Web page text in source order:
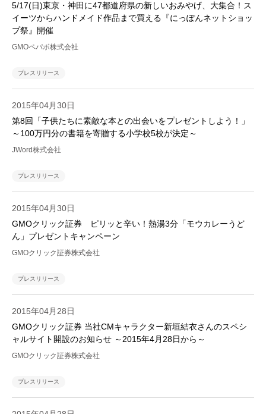
5/17(日)東京・神田に47都道府県の新しいおみやげ、大集合！ス
イーツからハンドメイド作品まで買える『にっぽんネットショッ
プ祭』開催
GMOペパボ株式会社
プレスリリース
2015年04月30日
第8回「子供たちに素敵な本との出会いをプレゼントしよう！」
～100万円分の書籍を寄贈する小学校5校が決定～
JWord株式会社
プレスリリース
2015年04月30日
GMOクリック証券 ピリッと辛い！熱湯3分「モウカレーうど
ん」プレゼントキャンペーン
GMOクリック証券株式会社
プレスリリース
2015年04月28日
GMOクリック証券 当社CMキャラクター新垣結衣さんのスペシ
ャルサイト開設のお知らせ ～2015年4月28日から～
GMOクリック証券株式会社
プレスリリース